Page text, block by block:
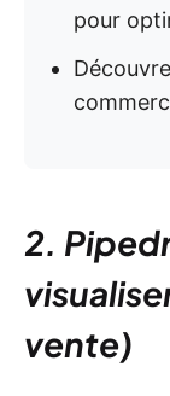
pour
2.
vente)